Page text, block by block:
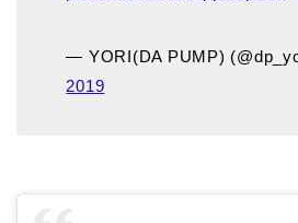
— YORI(DA PUMP)
2019